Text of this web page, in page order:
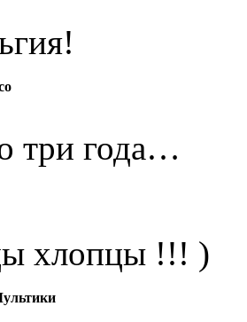
три года…
хлопцы !!! )